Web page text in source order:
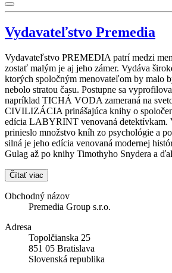
Vydavateľstvo Premedia
Vydavateľstvo PREMEDIA patrí medzi
zostať malým je aj jeho zámer. Vydáva
ktorých spoločným menovateľom by malo
nebolo stratou času. Postupne sa
napríklad TICHÁ VODA zameraná na
CIVILIZÁCIA prinášajúca knihy o
edícia LABYRINT venovaná detektívkam.
prinieslo množstvo kníh zo psychológie a
silná je jeho edícia venovaná modernej
Gulag až po knihy Timothyho Snydera a
Čítať viac
Obchodný názov
Premedia Group s.r.o.
Adresa
Topolčianska 25
851 05 Bratislava
Slovenská republika